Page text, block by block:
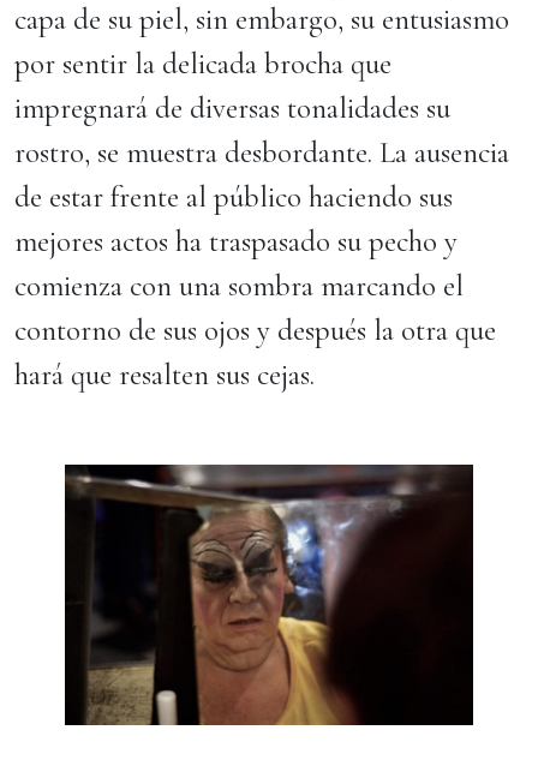
capa de su piel, sin embargo, su entusiasmo
por sentir la delicada brocha que
impregnará de diversas tonalidades su
rostro, se muestra desbordante. La ausencia
de estar frente al público haciendo sus
mejores actos ha traspasado su pecho y
comienza con una sombra marcando el
contorno de sus ojos y después la otra que
hará que resalten sus cejas.